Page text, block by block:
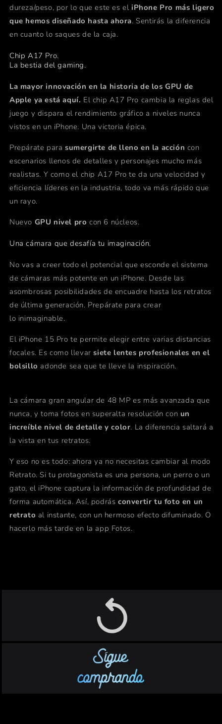
dureza/peso, por lo que este es el iPhone Pro más ligero
que hemos diseñado hasta ahora. Sentirás la diferencia
en cuanto lo saques de la caja.
Chip A17 Pro.
La bestia del gaming.
La mayor innovación en la historia de los GPU de
Apple ya está aquí. El chip A17 Pro cambia la reglas del
juego y dispara el rendimiento gráfico a niveles nunca
vistos en un iPhone. Una victoria épica.
Prepárate para sumergirte de lleno en la acción con
escenarios llenos de detalles y personajes mucho más
realistas. Y como el chip A17 Pro te da una velocidad y
eficiencia líderes en la industria, todo va más rápido que
un rayo.
Nuevo GPU nivel procon 6 núcleos.
Una cámara que desafía tu imaginación.
No vas a creer todo el potencial que esconde el sistema
de cámaras más potente en un iPhone. Desde las
asombrosas posibilidades de encuadre hasta los retratos
de última generación. Prepárate para crear
lo inimaginable.
El iPhone 15 Pro te permite elegir entre varias distancias
focales. Es como llevarsiete lentes profesionales en el
bolsillo adonde sea que te lleve la inspiración.
La cámara gran angular de 48 MP es más avanzada que
nunca, y toma fotos en superalta resolución con un
increíble nivel de detalle y color. La diferencia saltará a
la vista en tus retratos.
Y eso no es todo: ahora ya no necesitas cambiar al modo
Retrato. Si tu protagonista es una persona, un perro o un
gato, el iPhone captura la información de profundidad de
forma automática. Así, podrás convertir tu foto en un
retrato al instante, con un hermoso efecto difuminado. O
hacerlo más tarde en la app Fotos.